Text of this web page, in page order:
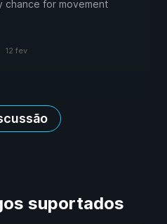
chance for movement
12 fev
suportados